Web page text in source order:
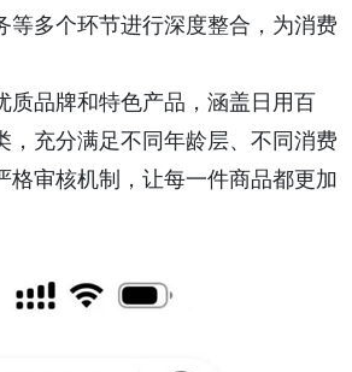
多个环节进行深度整合，为消费
质品牌和特色产品，涵盖日用百
充分满足不同年龄层、不同消费
审核机制，让每一件商品都更加